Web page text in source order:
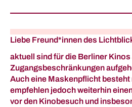
Liebe Freund*innendes
aktuell sind für die Berliner Kinos
Zugangsbeschränkungen
Auch eine Maskenpflicht besteht
empfehlen jedoch weiterhin
vor den Kinobesuch und